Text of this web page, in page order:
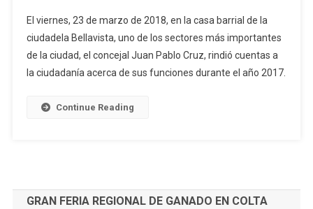
CRUZ
MENCIONÓ
TRES
EJES
El viernes, 23 de marzo de 2018, en la casa barrial de la
ciudadela Bellavista, uno de los sectores más importantes
de la ciudad, el concejal Juan Pablo Cruz, rindió cuentas a
la ciudadanía acerca de sus funciones durante el año 2017.
Continue Reading
GRAN FERIA REGIONAL DE GANADO EN COLTA